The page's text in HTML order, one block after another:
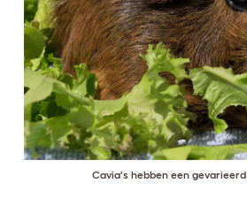
Cavia's hebben een